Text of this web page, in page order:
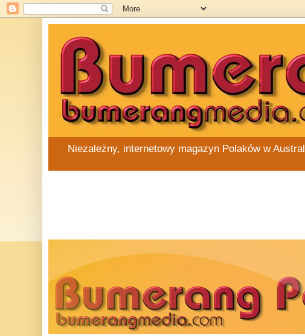
Niezależny, internetowy magazyn Polaków w